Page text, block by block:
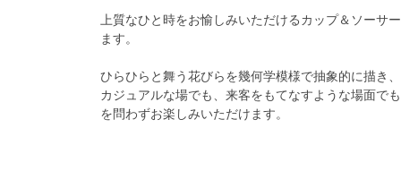
上質なひと時をお愉しみいただけるカップ＆ソーサ
ます。
ひらひらと舞う花びらを幾何学模様で抽象的に描き
カジュアルな場でも、来客をもてなすような場面で
を問わずお楽しみいただけます。